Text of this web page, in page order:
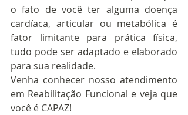
o fato de você ter alguma doença
cardíaca, articular ou metabólica é
fator limitante para prática física,
tudo pode ser adaptado e elaborado
para sua realidade.
Venha conhecer nosso atendimento
em Reabilitação Funcional e veja que
você é CAPAZ!